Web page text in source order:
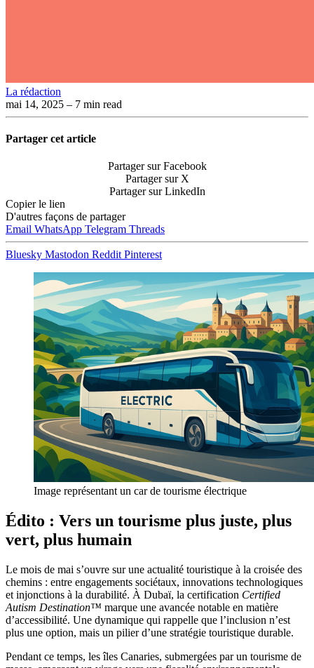
La rédaction
mai 14, 2025 – 7 min read
Partager cet article
Partager sur Facebook
Partager sur X
Partager sur LinkedIn
Copier le lien
D'autres façons de partager
Email WhatsApp Telegram Threads
Bluesky Mastodon Reddit Pinterest
Image représentant un car de tourisme électrique
Édito : Vers un tourisme plus juste, plus
vert, plus humain
Le mois de mai s’ouvre sur une actualité touristique à la croisée des
chemins : entre engagements sociétaux, innovations technologiques
et injonctions à la durabilité. À Dubaï, la certification Certified
Autism Destination™ marque une avancée notable en matière
d’accessibilité. Une dynamique qui rappelle que l’inclusion n’est
plus une option, mais un pilier d’une stratégie touristique durable.
Pendant ce temps, les îles Canaries, submergées par un tourisme de